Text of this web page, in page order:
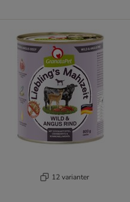
12 varianter